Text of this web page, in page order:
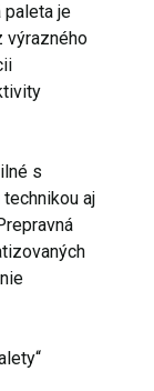
paleta je
výrazného
s
aj